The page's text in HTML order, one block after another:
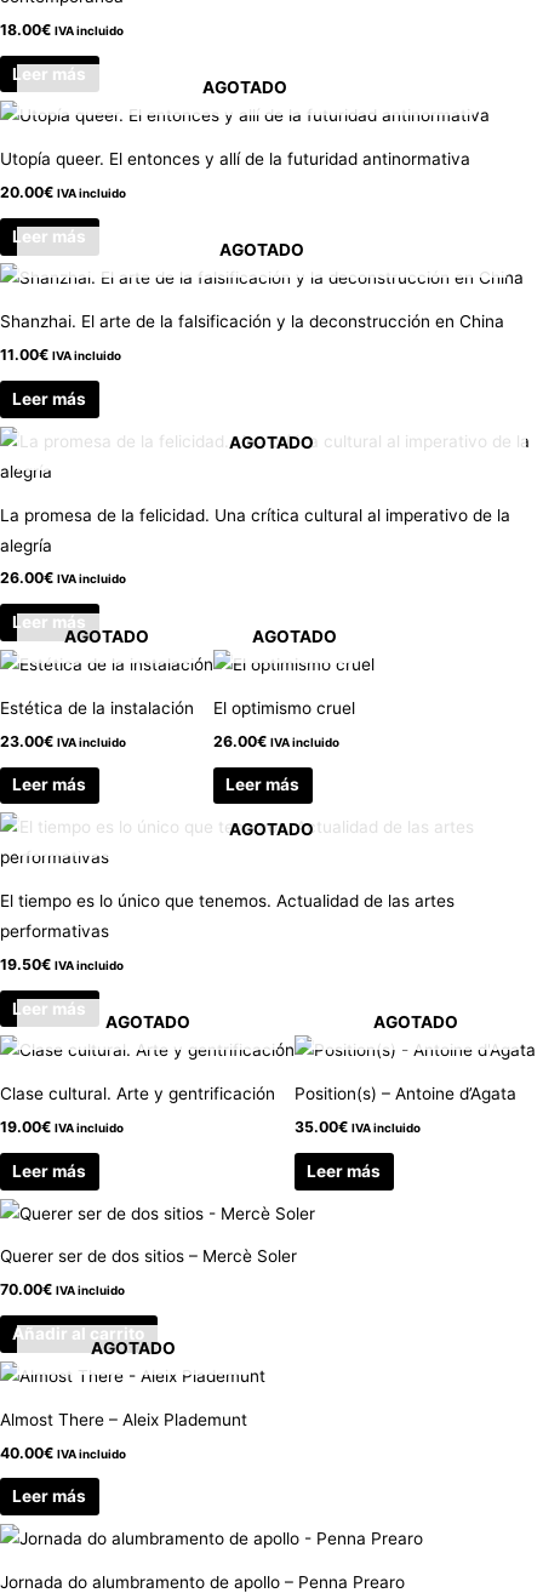
18.00€ IVA incluido
Leer más
AGOTADO
Utopía queer. El entonces y allí de la futuridad antinormativa
20.00€ IVA incluido
Leer más
AGOTADO
Shanzhai. El arte de la falsificación y la deconstrucción en China
11.00€ IVA incluido
Leer más
AGOTADO
La promesa de la felicidad. Una crítica cultural al imperativo de la
alegría
26.00€ IVA incluido
Leer más
AGOTADO
Estética de la instalación
23.00€ IVA incluido
Leer más
AGOTADO
El optimismo cruel
26.00€ IVA incluido
Leer más
AGOTADO
El tiempo es lo único que tenemos. Actualidad de las artes
performativas
19.50€ IVA incluido
Leer más
AGOTADO
Clase cultural. Arte y gentrificación
19.00€ IVA incluido
Leer más
AGOTADO
Position(s) – Antoine d’Agata
35.00€ IVA incluido
Leer más
Querer ser de dos sitios – Mercè Soler
70.00€ IVA incluido
Añadir al carrito
AGOTADO
Almost There – Aleix Plademunt
40.00€ IVA incluido
Leer más
Jornada do alumbramento de apollo – Penna Prearo